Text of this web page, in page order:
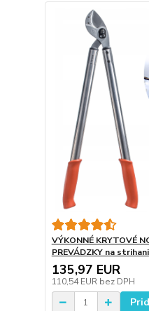
VÝKONNÉ KRYTOVÉ
PREVÁDZKY na
135,97 EUR
110,54 EUR bez DPH